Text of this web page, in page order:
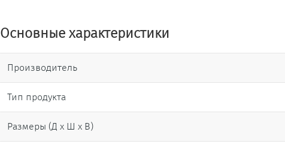
Основные характеристики
Производитель
Тип продукта
Размеры (Д х Ш х В)